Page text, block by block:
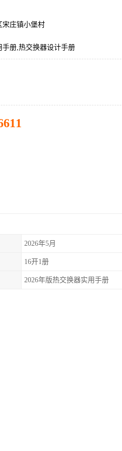
宋庄镇小堡村
手册,热交换器设计手册
2026年5月
16开1册
2026年版热交换器实用手册